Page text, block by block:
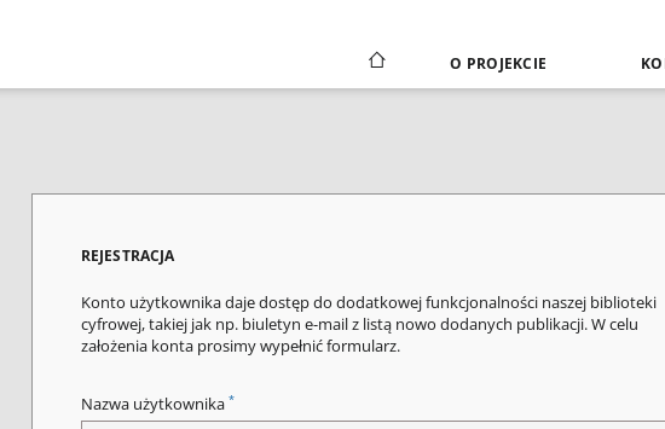
O PROJEKCIE
REJESTRACJA
Konto użytkownika daje dostęp do dodatkowej funkcjonalności naszej biblioteki
cyfrowej, takiej jak np. biuletyn e-mail z listą nowo dodanych publikacji. W celu
założenia konta prosimy wypełnić formularz.
Nazwa użytkownika *